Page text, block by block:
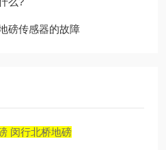
磅传感器的故障
闵行北桥地磅